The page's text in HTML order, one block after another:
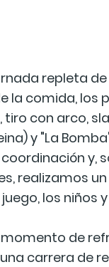
repleta
la comida,
con arco,
y "La
y,
realizamos
los
de
carrera de